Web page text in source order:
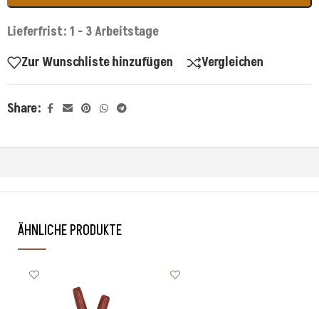
Lieferfrist: 1 - 3 Arbeitstage
Zur Wunschliste hinzufügen
Vergleichen
Share:
ÄHNLICHE PRODUKTE